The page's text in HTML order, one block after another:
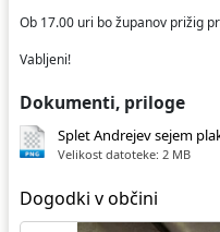
Ob 17.00 uri bo županov prižig
Vabljeni!
Dokumenti, priloge
Splet Andrejev sejem
Velikost datoteke: 2 MB
Dogodki v občini